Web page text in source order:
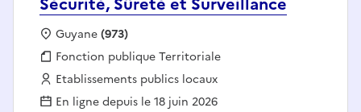
Localisation :
Guyane(973)
Fonction publique :
Fonction publique Territoriale
Employeur :
Etablissements publics locaux
En ligne depuis le 18 juin 2026